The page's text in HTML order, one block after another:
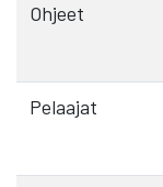
Ohjeet
Pelaajat